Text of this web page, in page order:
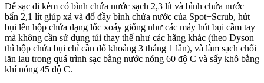
Đế sạc đi kèm có bình chứa nước sạch 2,3 lít và bình chứa nước
bẩn 2,1 lít giúp xả và đổ đầy bình chứa nước của Spot+Scrub, hút
bụi lên hộp chứa dạng lốc xoáy giống như các máy hút bụi cầm tay
mà không cần sử dụng túi thay thế như các hãng khác (theo Dyson
thì hộp chứa bụi chỉ cần đổ khoảng 3 tháng 1 lần), và làm sạch chổi
lăn lau trong quá trình sạc bằng nước nóng 60 độ C và sấy khô bằng
khí nóng 45 độ C.